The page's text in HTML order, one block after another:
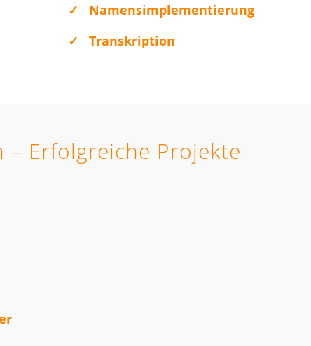
✓
Namensimplementierung
✓
Transkription
– Erfolgreiche Projekte